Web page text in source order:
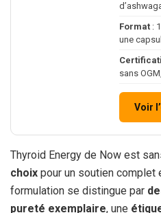
Format :
une
sans
Voir
Thyroid Energy de Now est
choix pour un soutien complet
formulation se distingue par
pureté exemplaire, une